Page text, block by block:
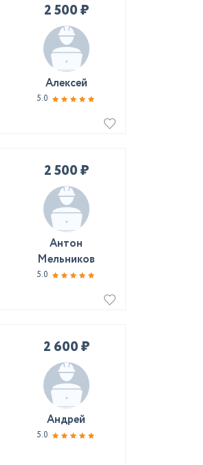
2 500 ₽
Алексей
5.0
2 500 ₽
Антон
Мельников
5.0
2 600 ₽
Андрей
5.0